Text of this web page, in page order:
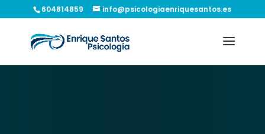
604814859 info@psicologiaenriquesantos.es